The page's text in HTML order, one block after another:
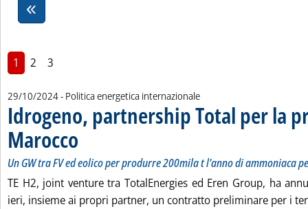
1 2 3
29/10/2024- Politica energetica internazionale
Idrogeno, partnership Total per la
Marocco . Sottotitolo: Un GW tra FV ed eolico per produrre 200mila t l'anno
. Pubblicata martedì 29 ottobre 2024 alle 17.11.
Un GW tra FV ed eolico per produrre 200mila t l'anno di ammoniaca
TE H2, joint venture tra TotalEnergies ed Eren Group, ha
ieri, insieme ai propri partner, un contratto preliminare per i